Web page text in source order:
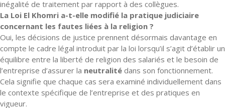
inégalité de traitement par rapport à des collègues.
La Loi El Khomri a-t-elle modifié la pratique judiciaire
concernant les fautes liées à la religion ?
Oui, les décisions de justice prennent désormais davantage en
compte le cadre légal introduit par la loi lorsqu’il s’agit d’établir un
équilibre entre la liberté de religion des salariés et le besoin de
l’entreprise d’assurer la neutralité dans son fonctionnement.
Cela signifie que chaque cas sera examiné individuellement dans
le contexte spécifique de l’entreprise et des pratiques en
vigueur.